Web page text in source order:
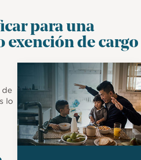
para una
exención de cargo
de
lo